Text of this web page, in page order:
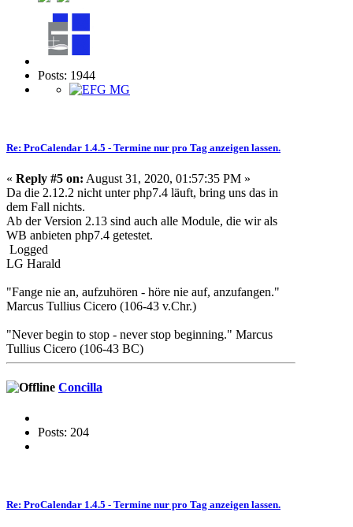
Posts: 1944
Re: ProCalendar 1.4.5 - Termine nur pro Tag anzeigen lassen.
« Reply #5 on: August 31, 2020, 01:57:35 PM »
Da die 2.12.2 nicht unter php7.4 läuft, bring uns das in
dem Fall nichts.
Ab der Version 2.13 sind auch alle Module, die wir als
WB anbieten php7.4 getestet.
Logged
LG Harald
"Fange nie an, aufzuhören - höre nie auf, anzufangen."
Marcus Tullius Cicero (106-43 v.Chr.)
"Never begin to stop - never stop beginning." Marcus
Tullius Cicero (106-43 BC)
Concilla
Posts: 204
Re: ProCalendar 1.4.5 - Termine nur pro Tag anzeigen lassen.